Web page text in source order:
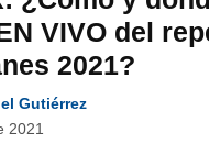
VIVO del
2021?
Gutiérrez
2021